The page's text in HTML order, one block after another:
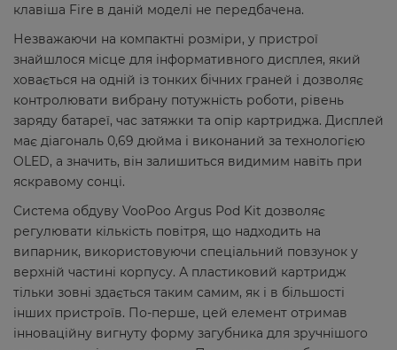
клавіша Fire в даній моделі не передбачена.
Незважаючи на компактні розміри, у пристрої
знайшлося місце для інформативного дисплея, який
ховається на одній із тонких бічних граней і дозволяє
контролювати вибрану потужність роботи, рівень
заряду батареї, час затяжки та опір картриджа. Дисплей
має діагональ 0,69 дюйма і виконаний за технологією
OLED, а значить, він залишиться видимим навіть при
яскравому сонці.
Система обдуву VooPoo Argus Pod Kit дозволяє
регулювати кількість повітря, що надходить на
випарник, використовуючи спеціальний повзунок у
верхній частині корпусу. А пластиковий картридж
тільки зовні здається таким самим, як і в більшості
інших пристроїв. По-перше, цей елемент отримав
інноваційну вигнуту форму загубника для зручнішого